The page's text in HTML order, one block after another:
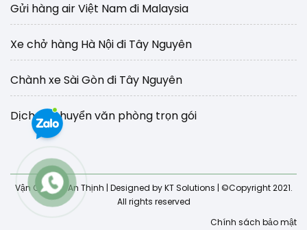
Gửi hàng air Việt Nam đi Malaysia
Xe chở hàng Hà Nội đi Tây Nguyên
Chành xe Sài Gòn đi Tây Nguyên
Dịch vụ chuyển văn phòng trọn gói
Vận Chuyển An Thịnh | Designed by KT Solutions | ©Copyright 2021.
All rights reserved
Chính sách bảo mật